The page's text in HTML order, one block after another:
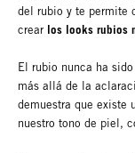
del rubio y te permite
crear los looks rubios
El rubio nunca ha
más allá de la
demuestra que existe
nuestro tono de piel,